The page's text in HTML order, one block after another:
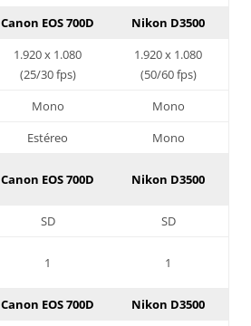
Canon EOS 700D Nikon D3500
1.920 x 1.080
(25/30 fps)
1.920 x 1.080
(50/60 fps)
Mono
Mono
Estéreo
Mono
Canon EOS 700D Nikon D3500
SD
SD
1 1
Canon EOS 700D
Nikon D3500